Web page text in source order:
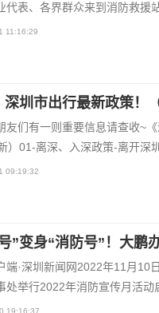
代表、各界群众来到消防救援
11:16:29
深圳市出行最新政策！
友们有一则重要信息请查收~
）01-离深、入深政策-离开深
09:19:32
”变身“消防号”！大鹏
端·深圳新闻网2022年11月10
处举行2022年消防宣传月活动
19:16:37